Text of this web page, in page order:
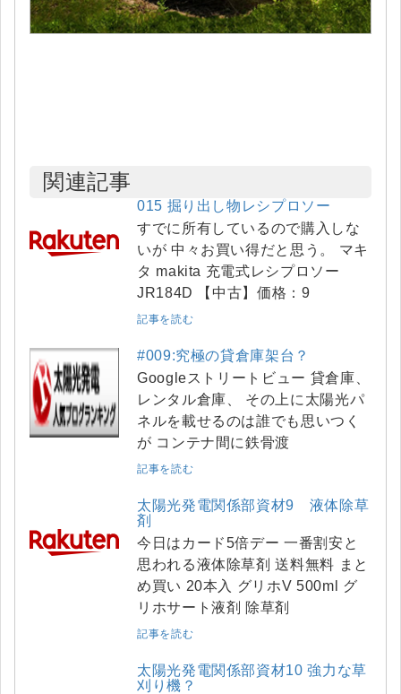
関連記事
015 掘り出し物レシプロソー
すでに所有しているので購入しな
いが 中々お買い得だと思う。 マキ
タ makita 充電式レシプロソー
JR184D 【中古】価格：9
記事を読む
#009:究極の貸倉庫架台？
Googleストリートビュー 貸倉庫、
レンタル倉庫、 その上に太陽光パ
ネルを載せるのは誰でも思いつく
が コンテナ間に鉄骨渡
記事を読む
太陽光発電関係部資材9 液体除草
剤
今日はカード5倍デー 一番割安と
思われる液体除草剤 送料無料 まと
め買い 20本入 グリホV 500ml グ
リホサート液剤 除草剤
記事を読む
太陽光発電関係部資材10 強力な草
刈り機？